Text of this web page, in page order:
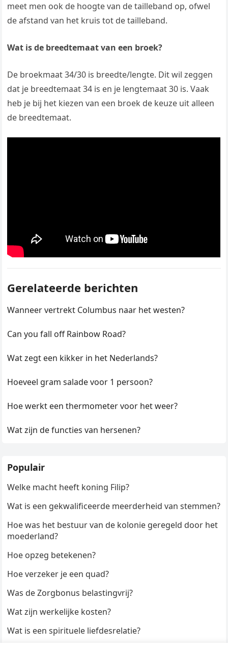
meet men ook de hoogte van de tailleband op, ofwel
de afstand van het kruis tot de tailleband.
Wat is de breedtemaat van een broek?
De broekmaat 34/30 is breedte/lengte. Dit wil zeggen
dat je breedtemaat 34 is en je lengtemaat 30 is. Vaak
heb je bij het kiezen van een broek de keuze uit alleen
de breedtemaat.
Gerelateerde berichten
Wanneer vertrekt Columbus naar het westen?
Can you fall off Rainbow Road?
Wat zegt een kikker in het Nederlands?
Hoeveel gram salade voor 1 persoon?
Hoe werkt een thermometer voor het weer?
Wat zijn de functies van hersenen?
Populair
Welke macht heeft koning Filip?
Wat is een gekwalificeerde meerderheid van stemmen?
Hoe was het bestuur van de kolonie geregeld door het
moederland?
Hoe opzeg betekenen?
Hoe verzeker je een quad?
Was de Zorgbonus belastingvrij?
Wat zijn werkelijke kosten?
Wat is een spirituele liefdesrelatie?